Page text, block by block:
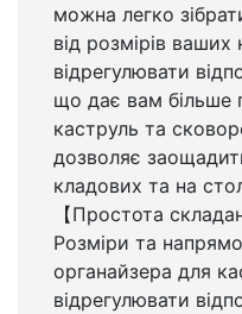
можна легко
від розмірів
відрегулювати
що дає вам більше
каструль та
дозволяє
кладових та на
【Простота
Розміри та
органайзера для
відрегулювати